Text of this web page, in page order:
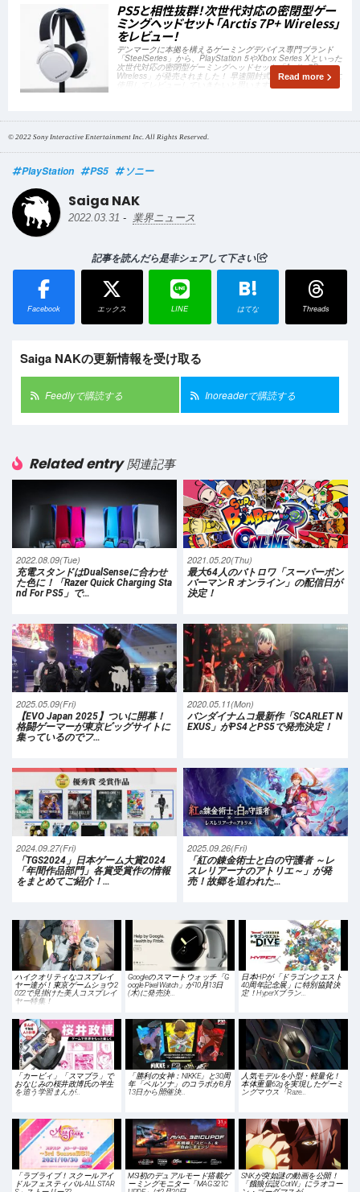
PS5と相性抜群！次世代対応の密閉型ゲー
ミングヘッドセット「Arctis 7P+ Wireless」
をレビュー！
デンマークに本拠を構えるゲーミングデバイス専門ブランド
「SteelSeries」から、PlayStation 5やXbox Series Xといった
次世代対応の密閉型ゲーミングヘッドセット「Arctis 7P+
Wireless」が発売されました！ 早速開封式を交えつつ、実際に
使用してレビューしていきたいと思います！
Read more
© 2022 Sony Interactive Entertainment Inc. All Rights Reserved.
PlayStation PS5 ソニー
Saiga NAK
2022.03.31 - 業界ニュース
記事を読んだら是非シェアして下さい
Facebook エックス LINE
B!
はてな Threads
Saiga NAKの更新情報を受け取る
Feedlyで購読する Inoreaderで購読する
Related entry 関連記事
2022.08.09(Tue)
充電スタンドはDualSenseに合わせ
た色に！「Razer Quick Charging Sta
nd For PS5」で…
2021.05.20(Thu)
最大64人のバトロワ「スーパーボン
バーマン R オンライン」の配信日が
決定！
2025.05.09(Fri)
【EVO Japan 2025】ついに開幕！
格闘ゲーマーが東京ビッグサイトに
集っているのでフ…
2020.05.11(Mon)
バンダイナムコ最新作「SCARLET N
EXUS」がPS4とPS5で発売決定！
2024.09.27(Fri)
「TGS2024」日本ゲーム大賞2024
「年間作品部門」各賞受賞作の情報
をまとめてご紹介！…
2025.09.26(Fri)
「紅の錬金術士と白の守護者 ～レ
スレリアーナのアトリエ～」が発
売！故郷を追われた…
ハイクオリティなコスプレイ
ヤー達が！東京ゲームショウ2
022で見掛けた美人コスプレイ
ヤー特集！
Googleのスマートウォッチ「G
oogle Pixel Watch」が10月13日
(木)に発売決…
日本HPが「ドラゴンクエスト
40周年記念展」に特別協賛決
定！HyperXブラン…
「カービィ」「スマブラ」で
おなじみの桜井政博氏の半生
を追う学習まんが…
「勝利の女神：NIKKE」と30周
年「ペルソナ」のコラボが8月
13日から開催決…
人気モデルを小型・軽量化！
本体重量62gを実現したゲーミ
ングマウス「Raze…
「ラブライブ！スクールアイ
ドルフェスティバル ALL STAR
MSI初のデュアルモード搭載ゲ
ーミングモニター「MAG 321C
SNKが突如謎の動画を公開！
「餓狼伝説 CotW」にラオコー